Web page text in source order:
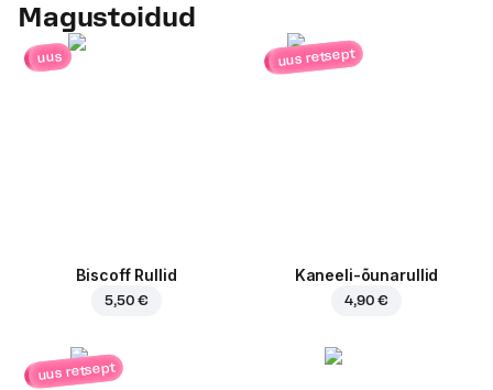
Magustoidud
uus
Biscoff Rullid
5,50 €
uus retsept
Kaneeli-õunarullid
4,90 €
uus retsept